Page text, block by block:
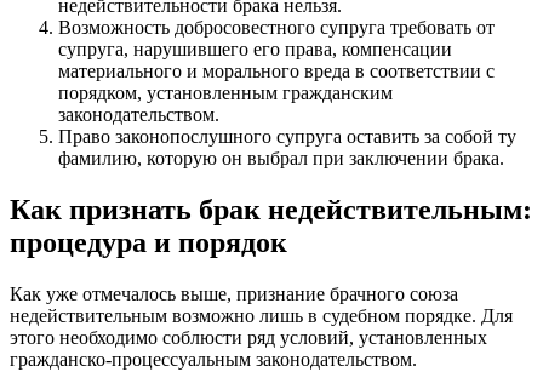
недействительности брака нельзя.
Возможность добросовестного супруга требовать от
супруга, нарушившего его права, компенсации
материального и морального вреда в соответствии с
порядком, установленным гражданским
законодательством.
Право законопослушного супруга оставить за собой ту
фамилию, которую он выбрал при заключении брака.
Как признать брак недействительным:
процедура и порядок
Как уже отмечалось выше, признание брачного союза
недействительным возможно лишь в судебном порядке. Для
этого необходимо соблюсти ряд условий, установленных
гражданско-процессуальным законодательством.